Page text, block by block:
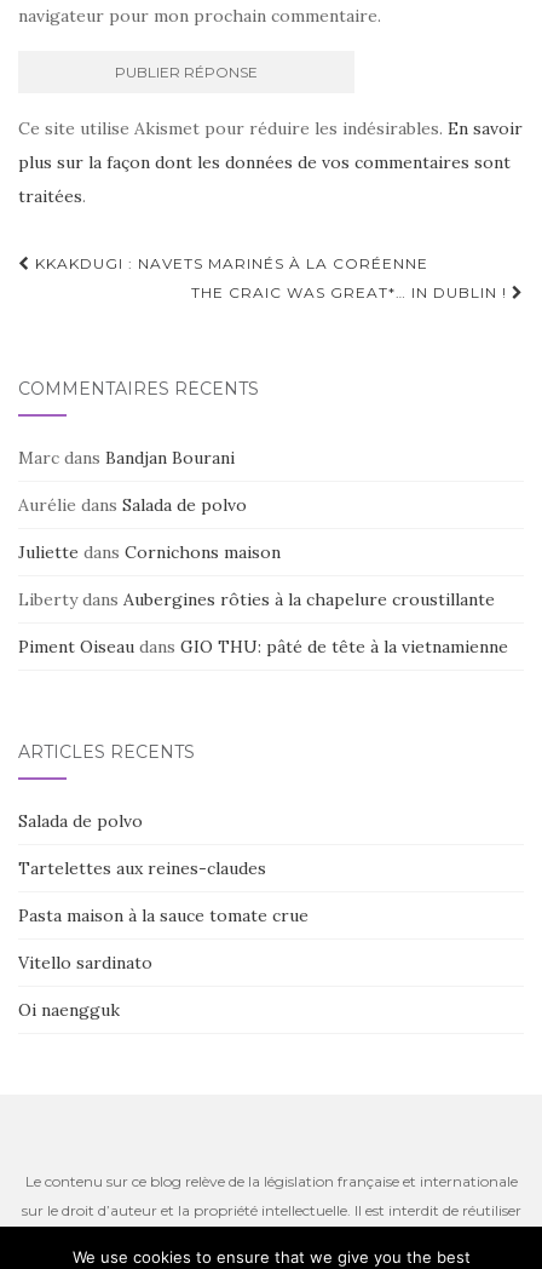
navigateur pour mon prochain commentaire.
Ce site utilise Akismet pour réduire les indésirables. En savoir
plus sur la façon dont les données de vos commentaires sont
traitées.
Navigation
KKAKDUGI : NAVETS MARINÉS À LA CORÉENNE
THE CRAIC WAS GREAT*… IN DUBLIN !
COMMENTAIRES RÉCENTS
Marc dans Bandjan Bourani
Aurélie dans Salada de polvo
Juliette dans Cornichons maison
Libertydans Aubergines rôties à la chapelure croustillante
Piment Oiseau dans GIO THU: pâté de tête à la vietnamienne
ARTICLES RÉCENTS
Salada de polvo
Tartelettes aux reines-claudes
Pasta maison à la sauce tomate crue
Vitello sardinato
Oi naengguk
Le contenu sur ce blog relève de la législation française et internationale
sur le droit d’auteur et la propriété intellectuelle. Il est interdit de réutiliser
We use cookies to ensure that we give you the best